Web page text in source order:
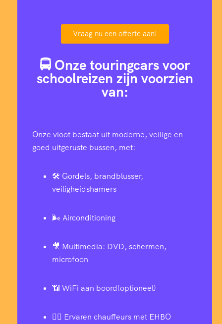
Vraag nu een offerte aan!
🚍 Onze touringcars voor
schoolreizen zijn voorzien
van:
Onze vloot bestaat uit moderne, veilige en
goed uitgeruste bussen, met:
🛠️ Gordels, brandblusser,
veiligheidshamers
🌬️ Airconditioning
🎥 Multimedia: DVD, schermen,
microfoon
📶 WiFi aan boord(optioneel)
👨‍✈️ Ervaren chauffeurs met EHBO